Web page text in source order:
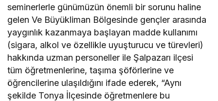
seminerlerle günümüzün önemli bir sorunu haline
gelen Ve Büyükliman Bölgesinde gençler arasında
yaygınlık kazanmaya başlayan madde kullanımı
(sigara, alkol ve özellikle uyuşturucu ve türevleri)
hakkında uzman personeller ile Şalpazarı ilçesi
tüm öğretmenlerine, taşıma şöförlerine ve
öğrencilerine ulaşıldığını ifade ederek, “Aynı
şekilde Tonya İlçesinde öğretmenlere bu